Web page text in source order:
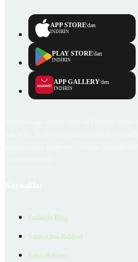
APP STORE'dan
İNDİRİN
PLAY STORE'dan
İNDİRİN
APP GALLERY'den
İNDİRİN
Emlakjet Blog
Satın Alma Rehberi
Satıcı Rehberi